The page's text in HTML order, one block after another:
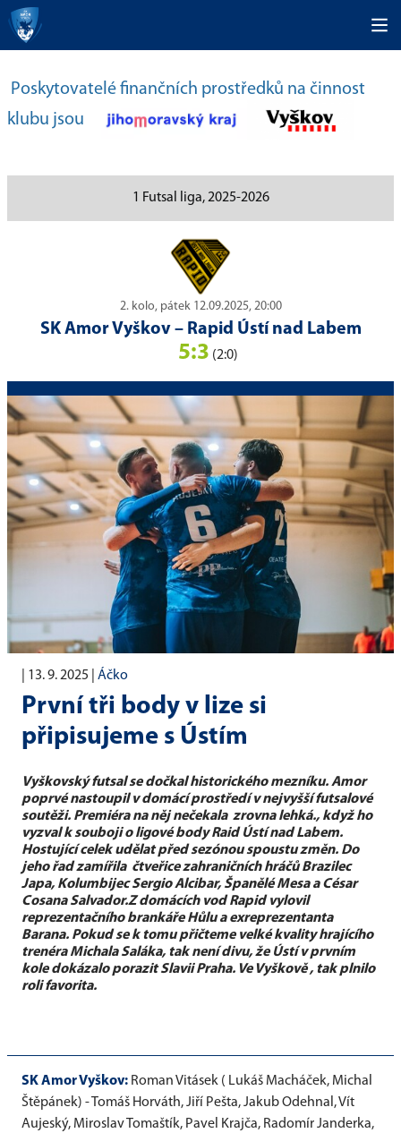
Poskytovatelé finančních prostředků na činnost
klubu jsou
1 Futsal liga, 2025-2026
2. kolo, pátek 12.09.2025, 20:00
SK Amor Vyškov– Rapid Ústí nad Labem
5:3 (2:0)
13. 9. 2025 Áčko
První tři body v lize si
připisujeme s Ústím
Vyškovský futsal se dočkal historického mezníku. Amor
poprvé nastoupil v domácí prostředí v nejvyšší futsalové
soutěži. Premiéra na něj nečekala zrovna lehká., když ho
vyzval k souboji o ligové body Raid Ústí nad Labem.
Hostující celek udělat před sezónou spoustu změn. Do
jeho řad zamířila čtveřice zahraničních hráčů Brazilec
Japa, Kolumbijec Sergio Alcibar, Španělé Mesa a César
Cosana Salvador.Z domácích vod Rapid vylovil
reprezentačního brankáře Hůlu a exreprezentanta
Barana. Pokud se k tomu přičteme velké kvality hrajícího
trenéra Michala Saláka, tak není divu, že Ústí v prvním
kole dokázalo porazit Slavii Praha. Ve Vyškově , tak plnilo
roli favorita.
SK Amor Vyškov: Roman Vitásek ( Lukáš Macháček, Michal
Štěpánek) - Tomáš Horváth, Jiří Pešta, Jakub Odehnal, Vít
Aujeský, Miroslav Tomaštík, Pavel Krajča, Radomír Janderka,